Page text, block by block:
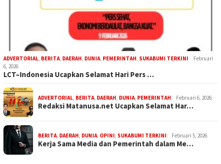
ADVERTORIAL, BERITA, DAERAH, DUNIA, PEMERINTAH, SUKABUMI TERKINI
Februari
6, 2026
LCT–Indonesia Ucapkan Selamat Hari Pers …
ADVERTORIAL, BERITA, DAERAH, DUNIA, PEMERINTAH Februari 6, 2026
Redaksi Matanusa.net Ucapkan Selamat Har…
BERITA, DAERAH, DUNIA, OPINI, SUKABUMI TERKINI Februari 5, 2026
Kerja Sama Media dan Pemerintah dalam Me…